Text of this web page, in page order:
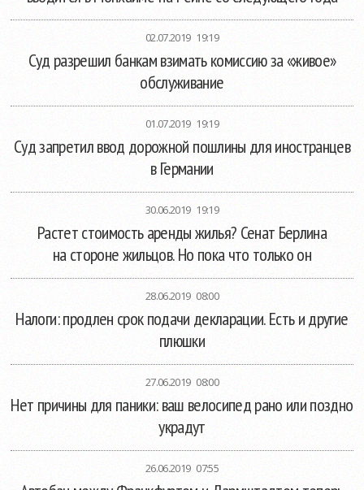
02.07.2019 19:19
Суд разрешил банкам взимать комиссию за «живое»
обслуживание
01.07.2019 19:19
Суд запретил ввод дорожной пошлины для иностранцев
в Германии
30.06.2019 19:19
Растет стоимость аренды жилья? Сенат Берлина
на стороне жильцов. Но пока что только он
28.06.2019 08:00
Налоги: продлен срок подачи декларации. Есть и другие
плюшки
27.06.2019 08:00
Нет причины для паники: ваш велосипед рано или поздно
украдут
26.06.2019 07:55